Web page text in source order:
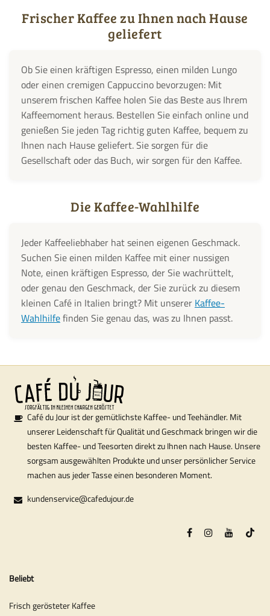
Frischer Kaffee zu Ihnen nach Hause
geliefert
Ob Sie einen kräftigen Espresso, einen milden Lungo
oder einen cremigen Cappuccino bevorzugen: Mit
unserem frischen Kaffee holen Sie das Beste aus Ihrem
Kaffeemoment heraus. Bestellen Sie einfach online und
genießen Sie jeden Tag richtig guten Kaffee, bequem zu
Ihnen nach Hause geliefert. Sie sorgen für die
Gesellschaft oder das Buch, wir sorgen für den Kaffee.
Die Kaffee-Wahlhilfe
Jeder Kaffeeliebhaber hat seinen eigenen Geschmack.
Suchen Sie einen milden Kaffee mit einer nussigen
Note, einen kräftigen Espresso, der Sie wachrüttelt,
oder genau den Geschmack, der Sie zurück zu diesem
kleinen Café in Italien bringt? Mit unserer Kaffee-
Wahlhilfefinden Sie genau das, was zu Ihnen passt.
Café du Jour ist der gemütlichste Kaffee- und Teehändler. Mit
unserer Leidenschaft für Qualität und Geschmack bringen wir die
besten Kaffee- und Teesorten direkt zu Ihnen nach Hause. Unsere
sorgsam ausgewählten Produkte und unser persönlicher Service
machen aus jeder Tasse einen besonderen Moment.
kundenservice@cafedujour.de
Beliebt
Frisch gerösteter Kaffee